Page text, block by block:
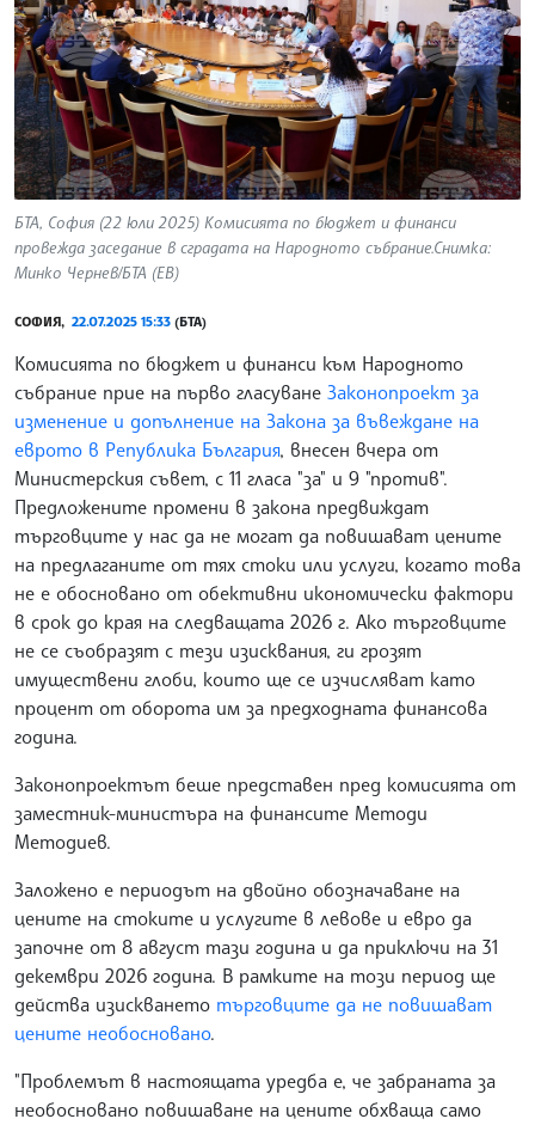
БТА, София (22 юли 2025) Комисията по бюджет и финанси
провежда заседание в сградата на Народното събрание.Снимка:
Минко Чернев/БТА (ЕВ)
СОФИЯ, 22.07.2025 15:33 (БТА)
Комисията по бюджет и финанси към Народното
събрание прие на първо гласуване Законопроект за
изменение и допълнение на Закона за въвеждане на
еврото в Република България, внесен вчера от
Министерския съвет, с 11 гласа "за" и 9 "против".
Предложените промени в закона предвиждат
търговците у нас да не могат да повишават цените
на предлаганите от тях стоки или услуги, когато това
не е обосновано от обективни икономически фактори
в срок до края на следващата 2026 г. Ако търговците
не се съобразят с тези изисквания, ги грозят
имуществени глоби, които ще се изчисляват като
процент от оборота им за предходната финансова
година.
Законопроектът беше представен пред комисията от
заместник-министъра на финансите Методи
Методиев.
Заложено е периодът на двойно обозначаване на
цените на стоките и услугите в левове и евро да
започне от 8 август тази година и да приключи на 31
декември 2026 година. В рамките на този период ще
действа изискването търговците да не повишават
цените необосновано.
"Проблемът в настоящата уредба е, че забраната за
необосновано повишаване на цените обхваща само